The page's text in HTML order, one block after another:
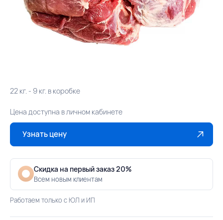
22 кг. - 9 кг. в коробке
Цена доступна в личном кабинете
Узнать цену
Скидка на первый заказ 20%
Всем новым клиентам
Работаем только с ЮЛ и ИП